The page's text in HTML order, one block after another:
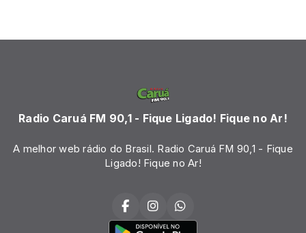
Radio Caruá FM 90,1 - Fique Ligado! Fique no Ar!
A melhor web rádio do Brasil. Radio Caruá FM 90,1 - Fique
Ligado! Fique no Ar!